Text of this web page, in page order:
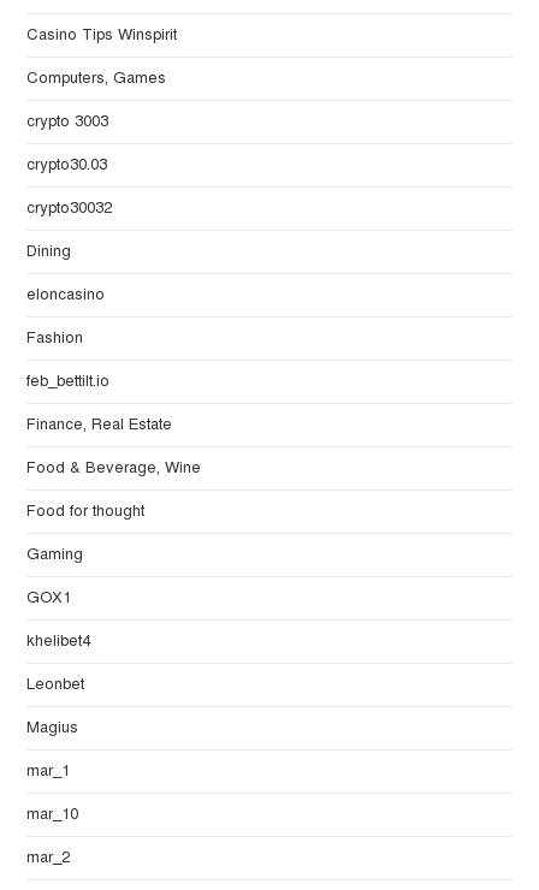
Casino Tips Winspirit
Computers, Games
crypto 3003
crypto30.03
crypto30032
Dining
eloncasino
Fashion
feb_bettilt.io
Finance, Real Estate
Food & Beverage, Wine
Food for thought
Gaming
GOX1
khelibet4
Leonbet
Magius
mar_1
mar_10
mar_2